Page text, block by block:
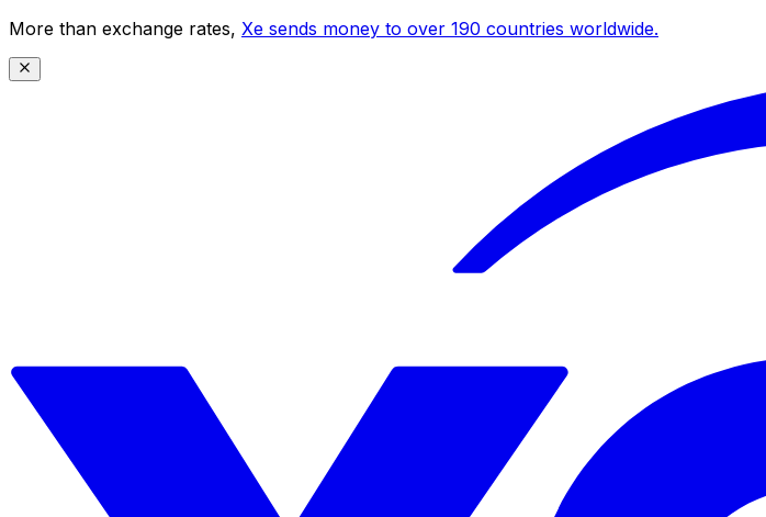
More than exchange rates, Xe sends money to over 190 countries worldwide.